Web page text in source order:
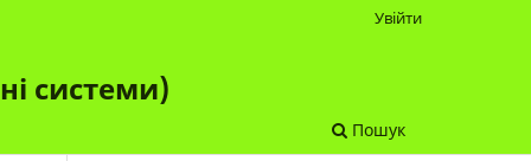
системи)
Пошук
Увійти